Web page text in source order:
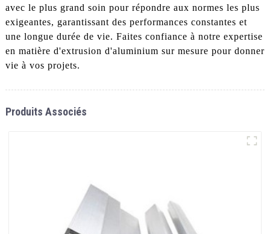
avec le plus grand soin pour répondre aux normes les plus
exigeantes, garantissant des performances constantes et
une longue durée de vie. Faites confiance à notre expertise
en matière d'extrusion d'aluminium sur mesure pour donner
vie à vos projets.
Produits Associés